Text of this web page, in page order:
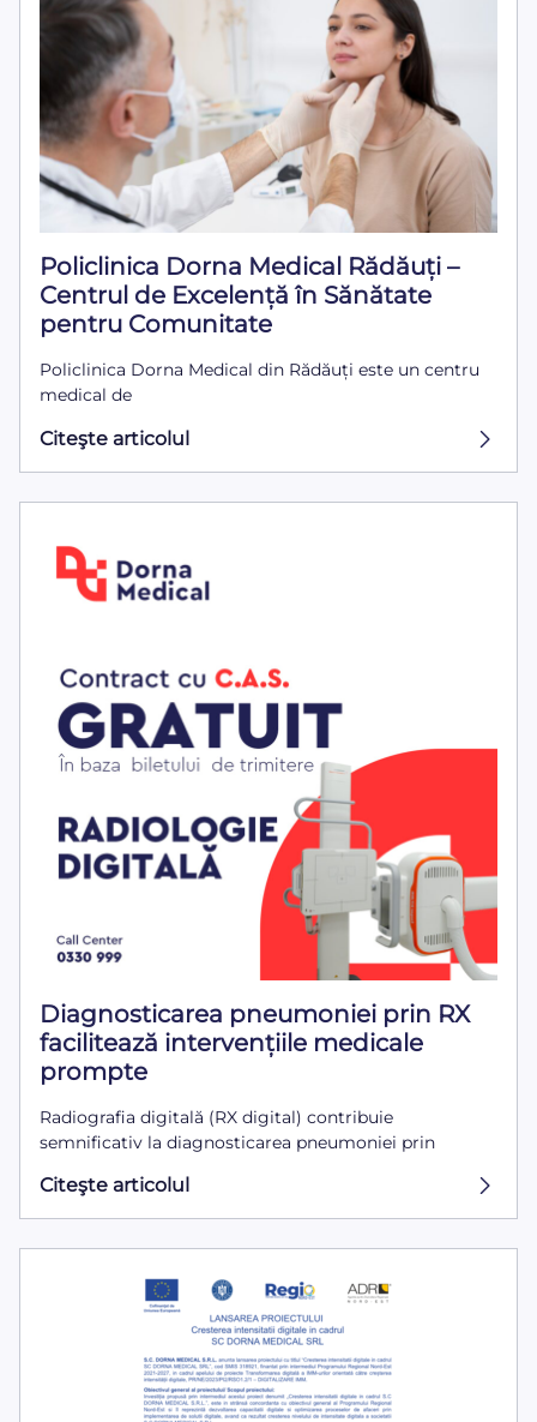
Policlinica Dorna Medical Rădăuți –
Centrul de Excelență în Sănătate
pentru Comunitate
Policlinica Dorna Medical din Rădăuți este un centru
medical de
Citeşte articolul
Diagnosticarea pneumoniei prin RX
facilitează intervențiile medicale
prompte
Radiografia digitală (RX digital) contribuie
semnificativ la diagnosticarea pneumoniei prin
Citeşte articolul